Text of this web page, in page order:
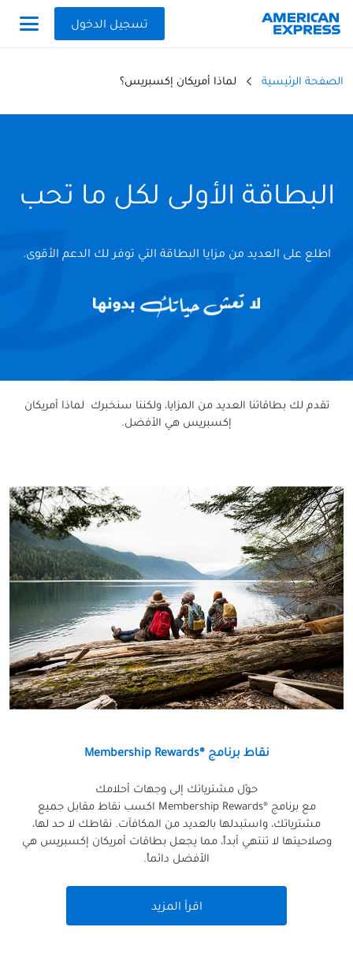
تسجيل الدخول
الصفحة الرئيسية لماذا أمريكان إكسبريس؟
البطاقة الأولى لكل ما تحب
اطلع على العديد من مزايا البطاقة التي توفر لك الدعم الأقوى.
تقدم لك بطاقاتنا العديد من المزايا، ولكننا سنخبرك لماذا أمريكان
إكسبريس هي الأفضل.
نقاط برنامج ®Membership Rewards
حوّل مشترياتك إلى وجهات أحلامك
مع برنامج ®Membership Rewards اكسب نقاط مقابل جميع
مشترياتك، واستبدلها بالعديد من المكافآت. نقاطك لا حد لها،
وصلاحيتها لا تنتهي أبداً، مما يجعل بطاقات أمريكان إكسبريس هي
الأفضل دائماً.
اقرأ المزيد